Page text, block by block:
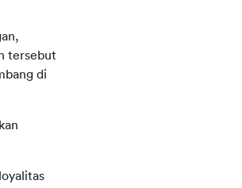
tersebut
di